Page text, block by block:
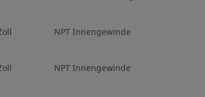
Stirnseitige Dichtung
(Metalldichtscheibe)
NPT Innengewinde
NPT Innengewinde